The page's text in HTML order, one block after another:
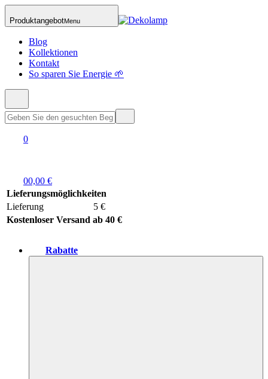
ProduktangebotMenu
Blog
Kollektionen
Kontakt
So sparen Sie Energie 🌱
0
00,00 €
Lieferungsmöglichkeiten
Lieferung
5 €
Kostenloser Versand ab 40 €
Rabatte